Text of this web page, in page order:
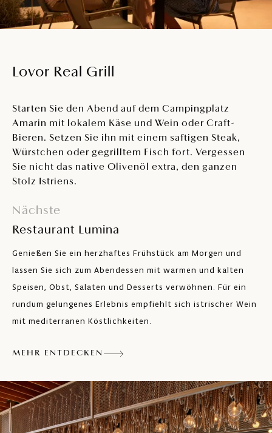
Lovor Real Grill
Starten Sie den Abend auf dem Campingplatz
Amarin mit lokalem Käse und Wein oder Craft-
Bieren. Setzen Sie ihn mit einem saftigen Steak,
Würstchen oder gegrilltem Fisch fort. Vergessen
Sie nicht das native Olivenöl extra, den ganzen
Stolz Istriens.
Nächste
Restaurant Lumina
Genießen Sie ein herzhaftes Frühstück am Morgen und
lassen Sie sich zum Abendessen mit warmen und kalten
Speisen, Obst, Salaten und Desserts verwöhnen. Für ein
rundum gelungenes Erlebnis empfiehlt sich istrischer Wein
mit mediterranen Köstlichkeiten.
MEHR ENTDECKEN